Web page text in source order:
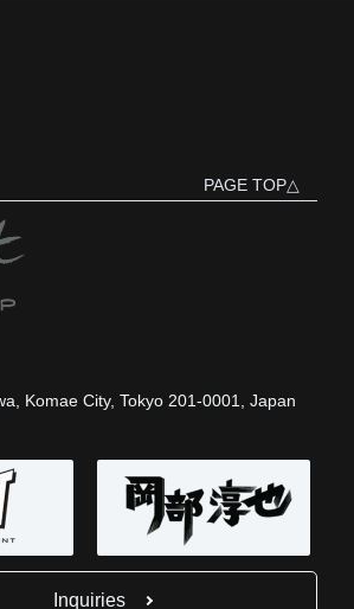
PAGE TOP△
Komae City, Tokyo 201-0001, Japan
Inquiries